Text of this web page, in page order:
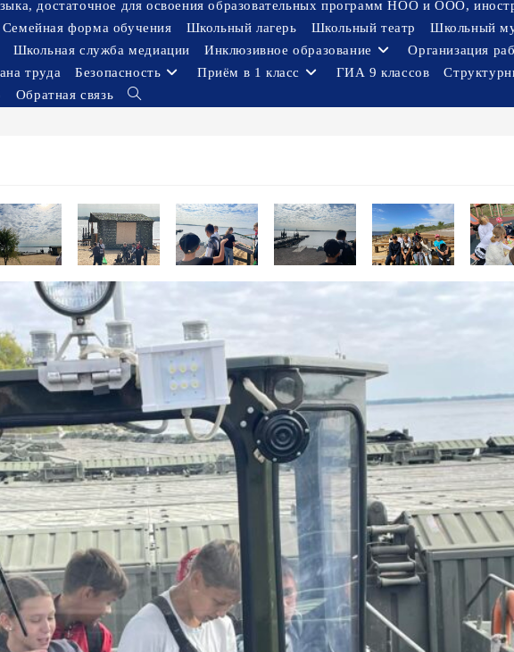
достаточное для освоения образовательных программ НОО и ООО,
Семейная форма обучения Школьный лагерь Школьный театр
Школьный
Школьная служба медиации Инклюзивное образование
Организация
труда Безопасность Приём в 1 класс ГИА 9 классов
Обратная связь
Переключить